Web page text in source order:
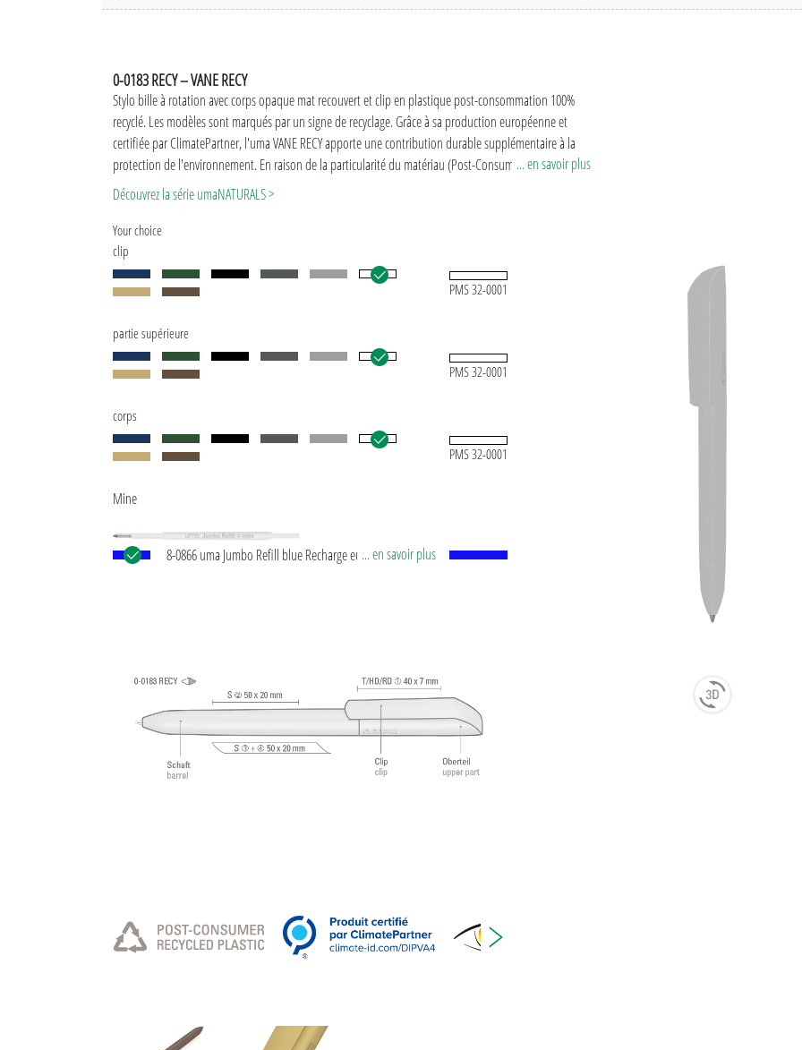
0-0183 RECY – VANE RECY
Stylo bille à rotation avec corps opaque mat recouvert et clip en plastique post-consommation 100%
recyclé. Les modèles sont marqués par un signe de recyclage. Grâce à sa production européenne et
certifiée par ClimatePartner, l'uma VANE RECY apporte une contribution durable supplémentaire à la
protection de l'environnement. En raison de la particularité du matériau (Post-Consumer Recycled
Plastic), des variations de couleur existent au processus de la production.
... en savoir plus
Découvrez la série umaNATURALS >
Your choice
clip
PMS 32-0001
partie supérieure
PMS 32-0001
corps
PMS 32-0001
Mine
8-0866 uma Jumbo Refill blue Recharge européenne
... en savoir plus